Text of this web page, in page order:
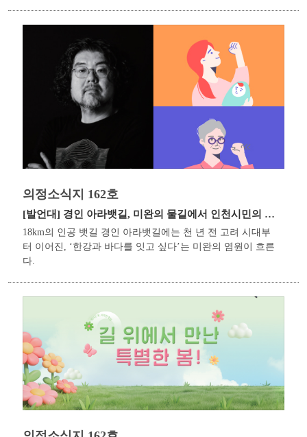
의정소식지 162호
[발언대] 경인 아라뱃길, 미완의 물길에서 인천시민의 자랑으로
18km의 인공 뱃길 경인 아라뱃길에는 천 년 전 고려 시대부
터 이어진, ‘한강과 바다를 잇고 싶다’는 미완의 염원이 흐른
다.